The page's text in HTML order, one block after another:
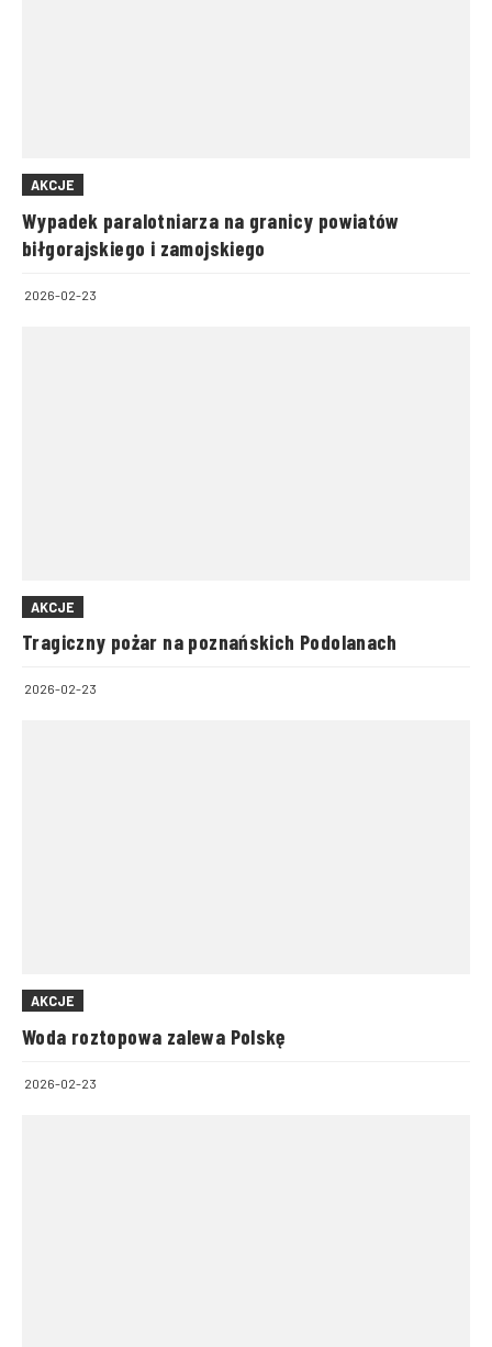
AKCJE
Wypadek paralotniarza na granicy powiatów
biłgorajskiego i zamojskiego
2026-02-23
AKCJE
Tragiczny pożar na poznańskich Podolanach
2026-02-23
AKCJE
Woda roztopowa zalewa Polskę
2026-02-23